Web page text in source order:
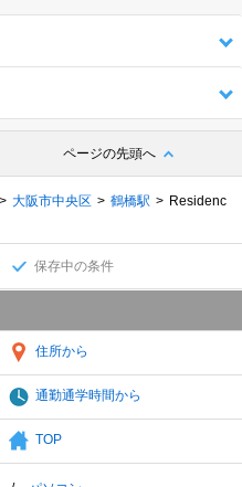
ページの先頭へ
大阪市中央区 鶴橋駅
Residenc
保存中の条件
住所から
通勤通学時間から
TOP